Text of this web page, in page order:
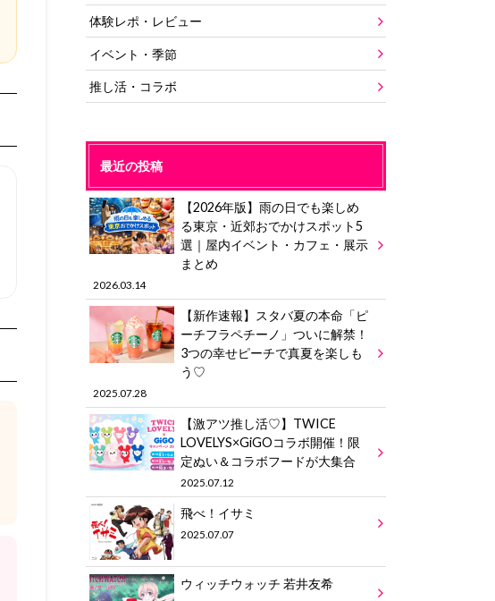
体験レポ・レビュー
イベント・季節
推し活・コラボ
最近の投稿
【2026年版】雨の日でも楽しめ
る東京・近郊おでかけスポット5
選｜屋内イベント・カフェ・展示
まとめ
2026.03.14
【新作速報】スタバ夏の本命「ピ
ーチフラペチーノ」ついに解禁！
3つの幸せピーチで真夏を楽しも
う♡
2025.07.28
【激アツ推し活♡】TWICE
LOVELYS×GiGOコラボ開催！限
定ぬい＆コラボフードが大集合
2025.07.12
飛べ！イサミ
2025.07.07
ウィッチウォッチ 若井友希